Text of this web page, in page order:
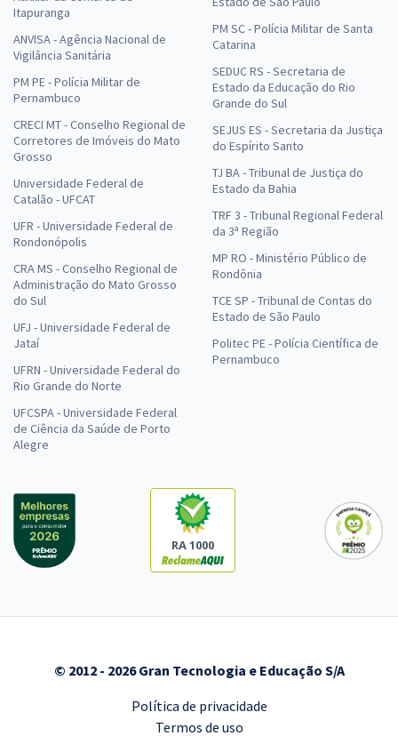
Itapuranga
ANVISA - Agência Nacional de
Vigilância Sanitária
PM PE - Polícia Militar de
Pernambuco
CRECI MT - Conselho Regional de
Corretores de Imóveis do Mato
Grosso
Universidade Federal de
Catalão - UFCAT
UFR - Universidade Federal de
Rondonópolis
CRA MS - Conselho Regional de
Administração do Mato Grosso
do Sul
UFJ - Universidade Federal de
Jataí
UFRN - Universidade Federal do
Rio Grande do Norte
UFCSPA - Universidade Federal
de Ciência da Saúde de Porto
Alegre
PM SC - Polícia Militar de Santa
Catarina
SEDUC RS - Secretaria de
Estado da Educação do Rio
Grande do Sul
SEJUS ES - Secretaria da Justiça
do Espírito Santo
TJ BA - Tribunal de Justiça do
Estado da Bahia
TRF 3 - Tribunal Regional Federal
da 3ª Região
MP RO - Ministério Público de
Rondônia
TCE SP - Tribunal de Contas do
Estado de São Paulo
Politec PE - Polícia Científica de
Pernambuco
RA 1000
© 2012 - 2026 Gran Tecnologia e Educação S/A
Política de privacidade
Termos de uso